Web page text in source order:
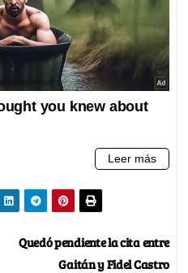
Quedó pendiente la cita entre
Gaitán y Fidel Castro